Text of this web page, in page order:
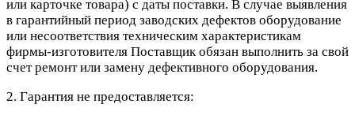
или карточке товара) с даты поставки. В случае выявления
в гарантийный период заводских дефектов оборудование
или несоответствия техническим характеристикам
фирмы-изготовителя Поставщик обязан выполнить за свой
счет ремонт или замену дефективного оборудования.
2. Гарантия не предоставляется: